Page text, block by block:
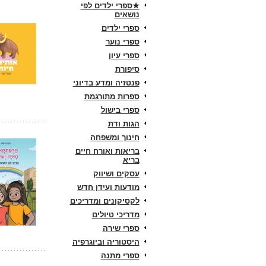
★ספרי ילדים לפי
נושאים
ספרי ילדים
ספרי נוער
ספרי עיון
סיפורת
פנטזיה ומדע בדיוני
ספרות מתורגמת
ספרי בישול
הגות ודת
חינוך ומשפחה
בריאות ואורח חיים
בריא
עסקים ושיווק
מודעות ועידן חדש
לקסיקונים ומדריכים
מדריכי טיולים
ספרי שירה
היסטוריה וביוגרפיה
ספרי מתנה